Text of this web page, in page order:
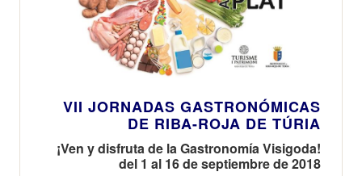
VII JORNADAS GASTRONÓMICAS
DE RIBA-ROJA DE TÚRIA
¡Ven y disfruta de la Gastronomía Visigoda!
del 1 al 16 de septiembre de 2018